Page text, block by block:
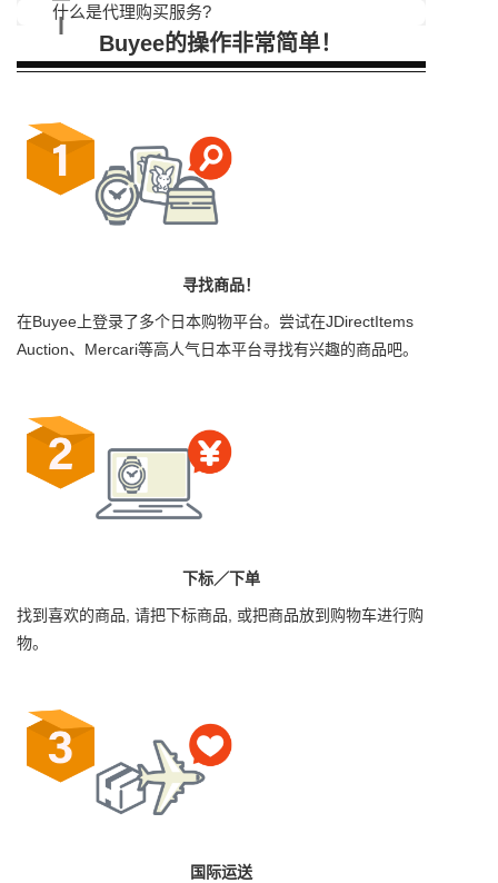
什么是代理购买服务?
Buyee的操作非常简单！
寻找商品！
在Buyee上登录了多个日本购物平台。尝试在JDirectItems
Auction、Mercari等高人气日本平台寻找有兴趣的商品吧。
下标／下单
找到喜欢的商品, 请把下标商品, 或把商品放到购物车进行购
物。
国际运送